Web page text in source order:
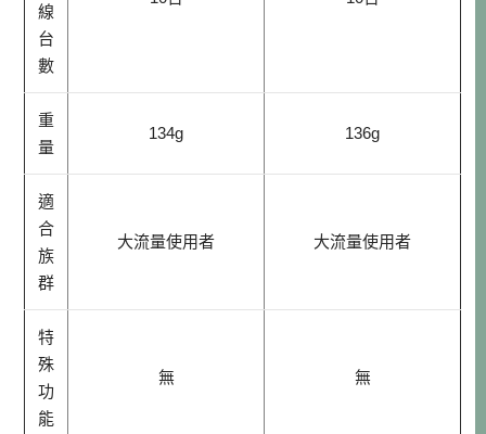
線
台
數
重
量
134g 136g
適
合
族
群
大流量使用者 大流量使用者
特
殊
功
能
無 無